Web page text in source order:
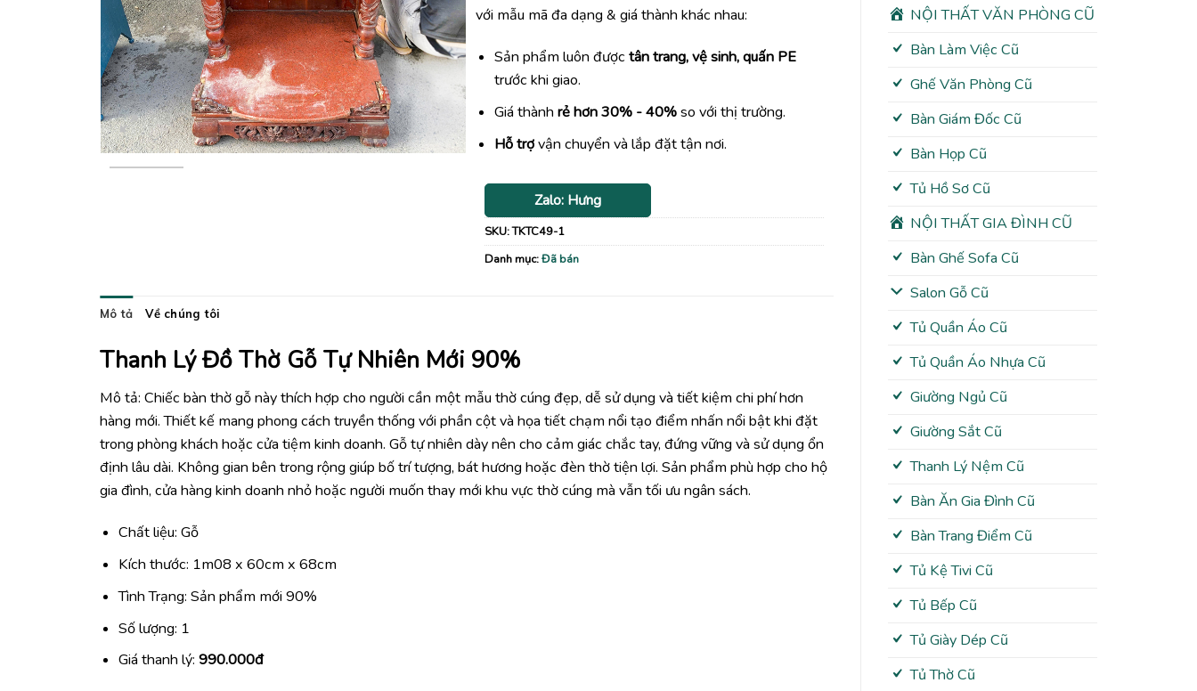
NỘI THẤT VĂN PHÒNG CŨ
Bàn Làm Việc Cũ
Ghế Văn Phòng Cũ
Bàn Giám Đốc Cũ
Bàn Họp Cũ
Tủ Hồ Sơ Cũ
NỘI THẤT GIA ĐÌNH CŨ
Bàn Ghế Sofa Cũ
Salon Gỗ Cũ
Tủ Quần Áo Cũ
Tủ Quần Áo Nhựa Cũ
Giường Ngủ Cũ
Giường Sắt Cũ
Thanh Lý Nệm Cũ
Bàn Ăn Gia Đình Cũ
Bàn Trang Điểm Cũ
Tủ Kệ Tivi Cũ
Tủ Bếp Cũ
Tủ Giày Dép Cũ
Tủ Thờ Cũ
990,000₫.
với mẫu mã đa dạng & giá thành khác nhau:
Sản phẩm luôn đượctân trang, vệ sinh, quấn PE
trước khi giao.
Giá thànhrẻ hơn 30% - 40%so với thị trường.
Hỗ trợvận chuyển và lắp đặt tận nơi.
Zalo: Hưng
SKU:TKTC49-1
Danh mục:Đã bán
Mô tả Về chúng tôi
Thanh Lý Đồ Thờ Gỗ Tự Nhiên Mới 90%
Mô tả: Chiếc bàn thờ gỗ này thích hợp cho người cần một mẫu thờ cúng đẹp, dễ sử dụng và tiết kiệm chi phí hơn
hàng mới. Thiết kế mang phong cách truyền thống với phần cột và họa tiết chạm nổi tạo điểm nhấn nổi bật khi đặt
trong phòng khách hoặc cửa tiệm kinh doanh. Gỗ tự nhiên dày nên cho cảm giác chắc tay, đứng vững và sử dụng ổn
định lâu dài. Không gian bên trong rộng giúp bố trí tượng, bát hương hoặc đèn thờ tiện lợi. Sản phẩm phù hợp cho hộ
gia đình, cửa hàng kinh doanh nhỏ hoặc người muốn thay mới khu vực thờ cúng mà vẫn tối ưu ngân sách.
Chất liệu: Gỗ
Kích thước: 1m08 x 60cm x 68cm
Tình Trạng: Sản phẩm mới 90%
Số lượng: 1
Giá thanh lý:990.000đ